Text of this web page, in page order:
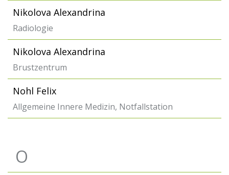
Nikolova Alexandrina
Radiologie
Nikolova Alexandrina
Brustzentrum
Nohl Felix
Allgemeine Innere Medizin, Notfallstation
O